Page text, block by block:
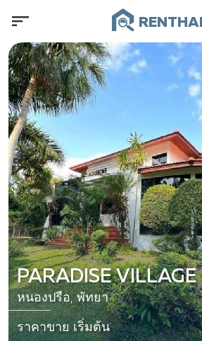
PARADISE VILLAGE
หนองปรือ, พัทยา
ราคาขาย เริ่มต้น